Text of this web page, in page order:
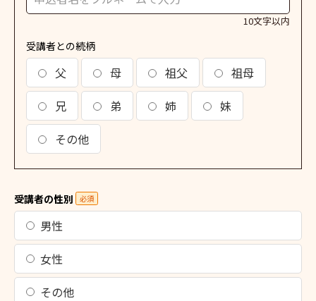
10文字以内
受講者との続柄
父 母 祖父
祖母
兄
弟 姉
妹
その他
受講者の性別 必須
男性
女性
その他